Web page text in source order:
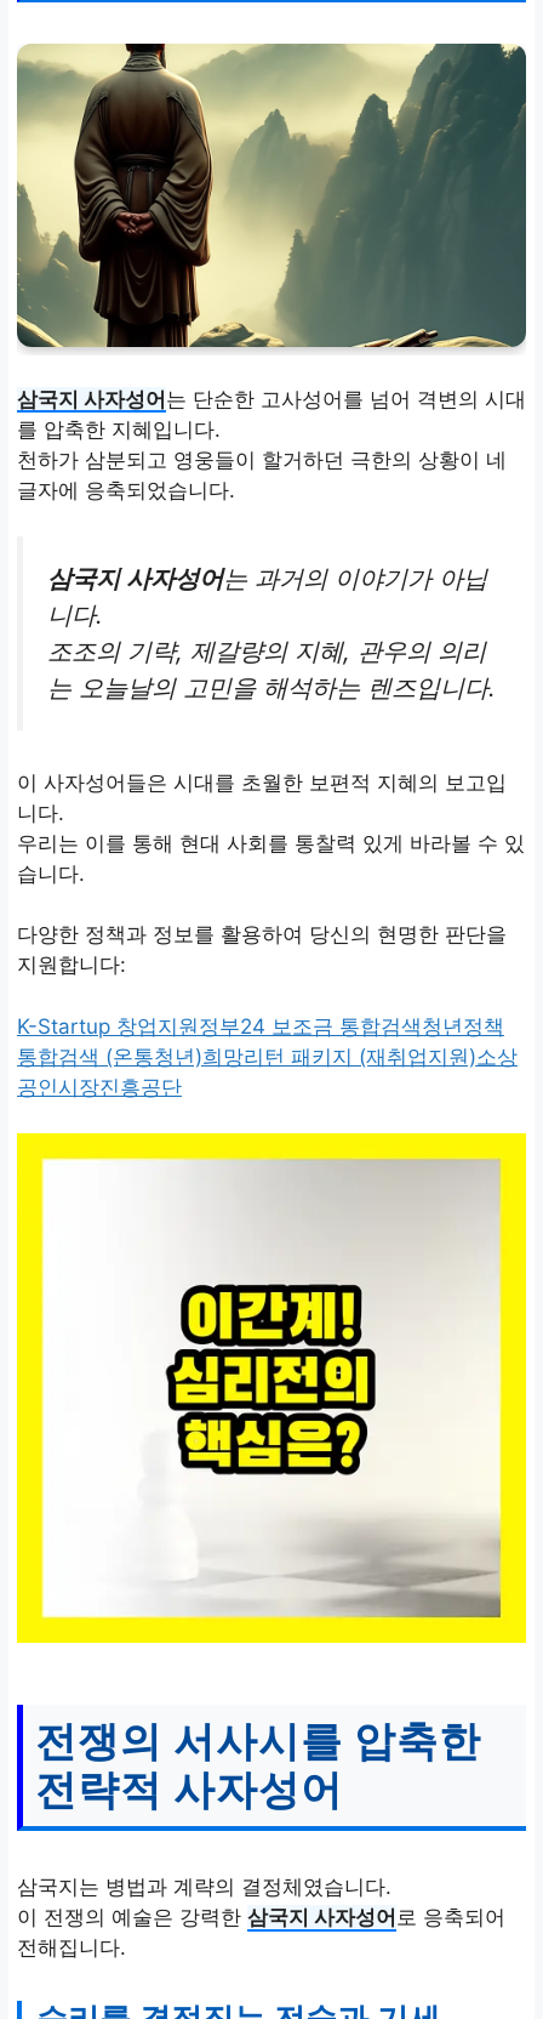
삼국지 사자성어는 단순한 고사성어를 넘어 격변의 시대
를 압축한 지혜입니다.
천하가 삼분되고 영웅들이 할거하던 극한의 상황이 네
글자에 응축되었습니다.
삼국지 사자성어는 과거의 이야기가 아닙
니다.
조조의 기략, 제갈량의 지혜, 관우의 의리
는 오늘날의 고민을 해석하는 렌즈입니다.
이 사자성어들은 시대를 초월한 보편적 지혜의 보고입
니다.
우리는 이를 통해 현대 사회를 통찰력 있게 바라볼 수 있
습니다.
다양한 정책과 정보를 활용하여 당신의 현명한 판단을
지원합니다:
K-Startup 창업지원정부24 보조금 통합검색청년정책
통합검색 (온통청년)희망리턴 패키지 (재취업지원)소상
공인시장진흥공단
전쟁의 서사시를 압축한
전략적 사자성어
삼국지는 병법과 계략의 결정체였습니다.
이 전쟁의 예술은 강력한 삼국지 사자성어 로 응축되어
전해집니다.